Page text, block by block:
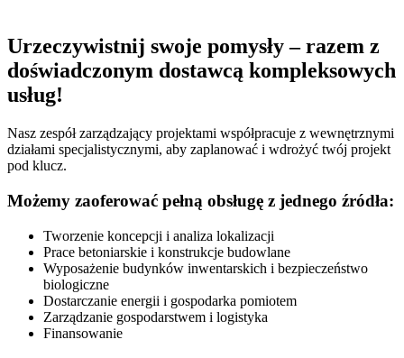
Urzeczywistnij swoje pomysły – razem z
doświadczonym dostawcą kompleksowych
usług!
Nasz zespół zarządzający projektami współpracuje z wewnętrznymi
działami specjalistycznymi, aby zaplanować i wdrożyć twój projekt
pod klucz.
Możemy zaoferować pełną obsługę z jednego źródła:
Tworzenie koncepcji i analiza lokalizacji
Prace betoniarskie i konstrukcje budowlane
Wyposażenie budynków inwentarskich i bezpieczeństwo
biologiczne
Dostarczanie energii i gospodarka pomiotem
Zarządzanie gospodarstwem i logistyka
Finansowanie